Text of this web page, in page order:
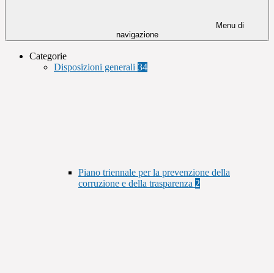
Menu di
navigazione
Categorie
Disposizioni generali 34
Piano triennale per la prevenzione della
corruzione e della trasparenza 2